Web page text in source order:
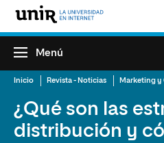
Menú
Inicio Revista - Noticias
¿Qué son las
distribución y